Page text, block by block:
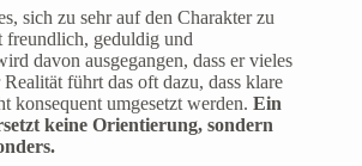
sich zu sehr auf den Charakter zu
freundlich, geduldig und
davon ausgegangen, dass er vieles
führt das oft dazu, dass klare
konsequent umgesetzt werden. Ein
keine Orientierung, sondern